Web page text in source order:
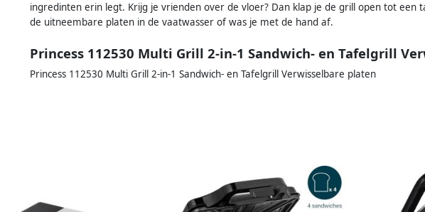
ingredinten erin legt. Krijg je vrienden over de vloer? Dan klap je de grill open tot een
de uitneembare platen in de vaatwasser of was je met de hand af.
Princess 112530 Multi Grill 2-in-1 Sandwich- en Tafelgrill
Princess 112530 Multi Grill 2-in-1 Sandwich- en Tafelgrill Verwisselbare platen